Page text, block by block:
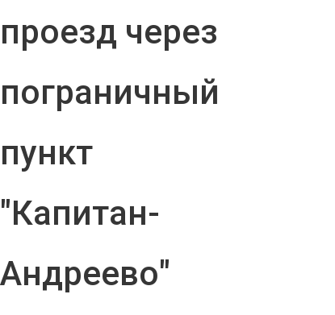
проезд через
пограничный
пункт
"Капитан-
Андреево"